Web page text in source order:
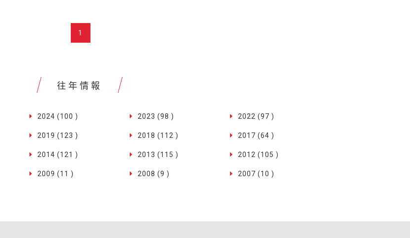
1
往年情報
2024 (100 ) 2023 (98 ) 2022 (97 )
2019 (123 ) 2018 (112 ) 2017 (64 )
2014 (121 ) 2013 (115 ) 2012 (105 )
2009 (11 ) 2008 (9 ) 2007 (10 )